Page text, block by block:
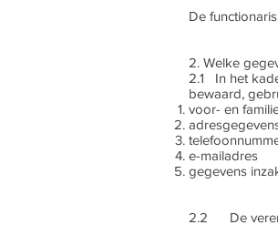
De
2. Welke
2.1 In het
bewaard,
voor- en
e-mailadres
gegevens
2.2 De